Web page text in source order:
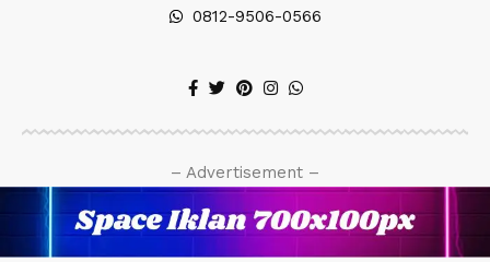
0812-9506-0566
– Advertisement –